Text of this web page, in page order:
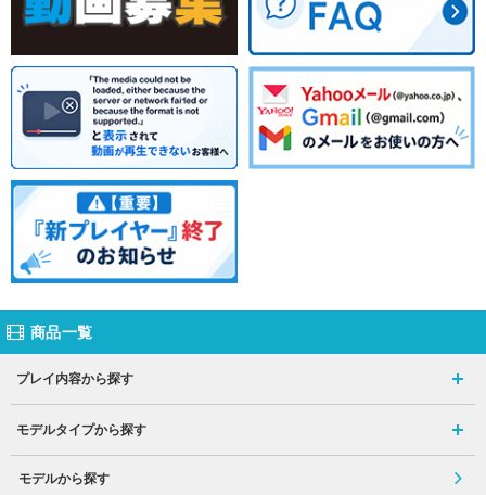
商品一覧
プレイ内容から探す
モデルタイプから探す
モデルから探す